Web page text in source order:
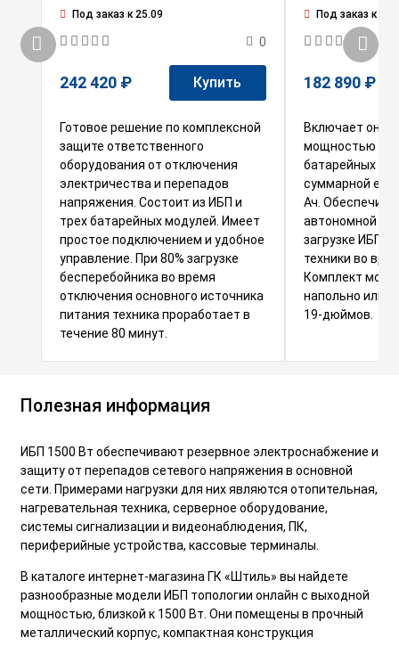
Под заказ к 25.09
0
242 420 ₽ Купить
Готовое решение по комплексной
защите ответственного
оборудования от отключения
электричества и перепадов
напряжения. Состоит из ИБП и
трех батарейных модулей. Имеет
простое подключением и удобное
управление. При 80% загрузке
бесперебойника во время
отключения основного источника
питания техника проработает в
течение 80 минут.
Под заказ к
182 890 ₽
Включает
мощностью 2
батарейных
суммарной
Ач.
автономной
загрузке ИБП)
техники во
Комплект
напольно или в
19-дюймов.
Полезная информация
ИБП 1500 Вт обеспечивают резервное электроснабжение и
защиту от перепадов сетевого напряжения в основной
сети. Примерами нагрузки для них являются отопительная,
нагревательная техника, серверное оборудование,
системы сигнализации и видеонаблюдения, ПК,
периферийные устройства, кассовые терминалы.
В каталоге интернет-магазина ГК «Штиль» вы найдете
разнообразные модели ИБП топологии онлайн с выходной
мощностью, близкой к 1500 Вт. Они помещены в прочный
металлический корпус, компактная конструкция